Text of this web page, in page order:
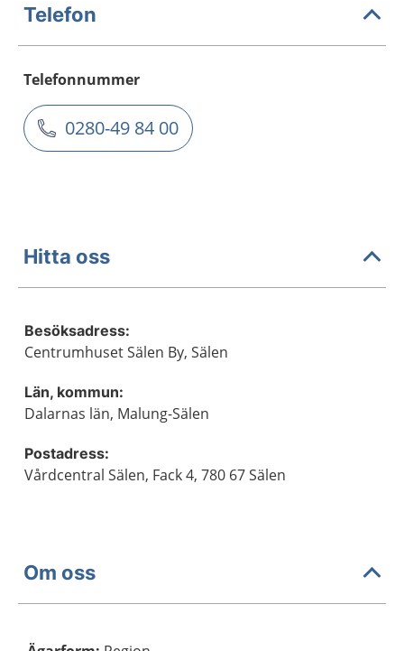
Telefon
Telefonnummer
0280-49 84 00
Hitta oss
Besöksadress:
Centrumhuset Sälen By, Sälen
Län, kommun:
Dalarnas län, Malung-Sälen
Postadress:
Vårdcentral Sälen, Fack 4, 780 67 Sälen
Om oss